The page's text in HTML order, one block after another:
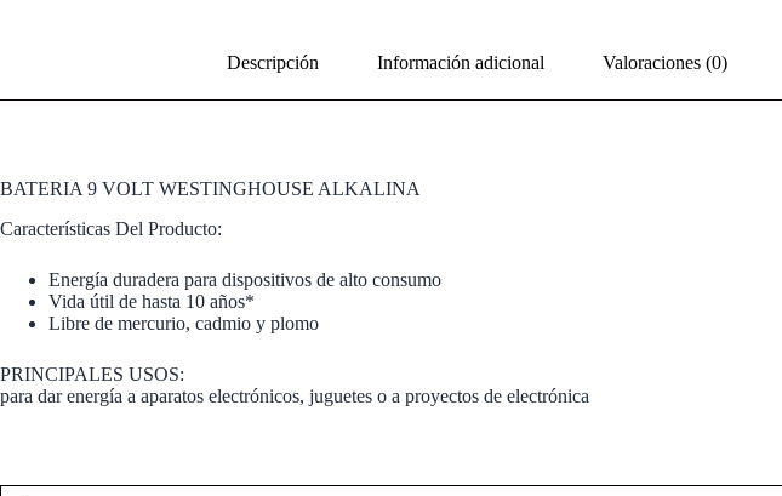
Descripción Información adicional Valoraciones (0)
BATERIA 9 VOLT WESTINGHOUSE ALKALINA
Características Del Producto:
Energía duradera para dispositivos de alto consumo
Vida útil de hasta 10 años*
Libre de mercurio, cadmio y plomo
PRINCIPALES USOS:
para dar energía a aparatos electrónicos, juguetes o a proyectos de electrónica